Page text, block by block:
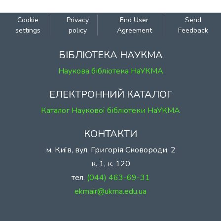
Cookie
settings
Privacy
policy
End User
Agreement
Send
Feedback
БІБЛІОТЕКА НАУКМА
Наукова бібліотека НаУКМА
ЕЛЕКТРОННИЙ КАТАЛОГ
Каталог Наукової бібліотеки НаУКМА
КОНТАКТИ
м. Київ, вул. Григорія Сковороди, 2
к. 1, к. 120
тел. (044) 463-69-31
ekmair@ukma.edu.ua